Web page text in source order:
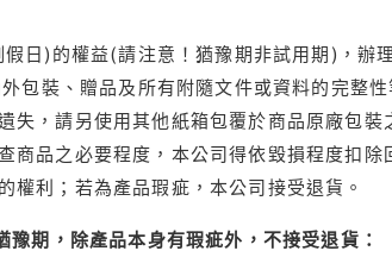
日)的權益(請注意！猶豫期非試用期)，辦
包裝、贈品及所有附隨文件或資料的完整性
，請另使用其他紙箱包覆於商品原廠包裝
商品之必要程度，本公司得依毀損程度扣
利；若為產品瑕疵，本公司接受退貨。
期，除產品本身有瑕疵外，不接受退貨：